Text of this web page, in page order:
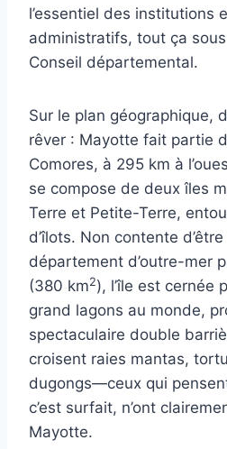
l’essentiel des institutions
administratifs, tout ça
Conseil départemental.
Sur le plan géographique,
rêver : Mayotte fait partie
Comores, à 295 km à
se compose de deux îles
Terre et Petite-Terre,
d’îlots. Non contente
département d’outre-mer
(380 km2), l’île est cernée
grand lagons au monde,
spectaculaire double
croisent raies mantas,
dugongs—ceux qui
c’est surfait, n’ont
Mayotte.